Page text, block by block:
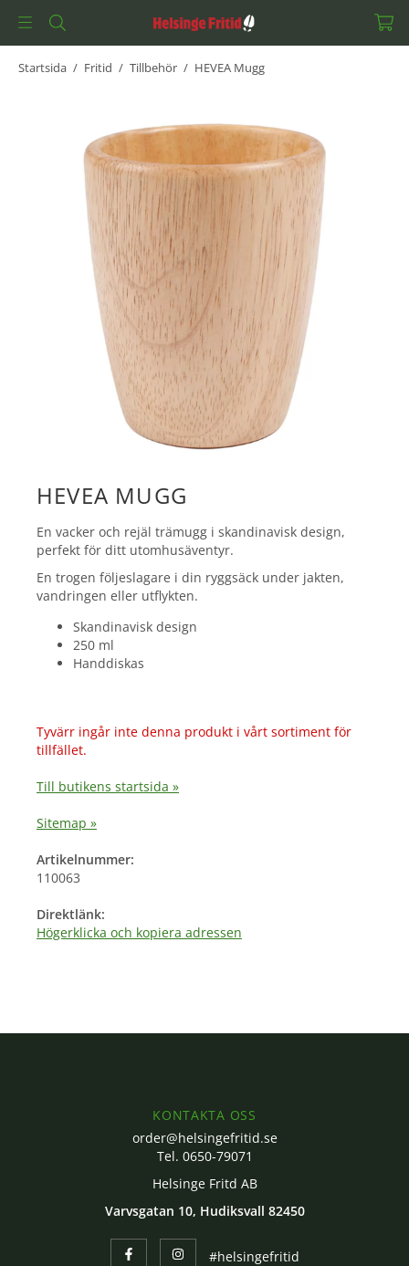
Startsida / Fritid / Tillbehör / HEVEA Mugg
HEVEA MUGG
En vacker och rejäl trämugg i skandinavisk design,
perfekt för ditt utomhusäventyr.
En trogen följeslagare i din ryggsäck under jakten,
vandringen eller utflykten.
Skandinavisk design
250 ml
Handdiskas
Tyvärr ingår inte denna produkt i vårt sortiment för
tillfället.
Till butikens startsida »
Sitemap »
Artikelnummer:
110063
Direktlänk:
Högerklicka och kopiera adressen
KONTAKTA OSS
order@helsingefritid.se
Tel. 0650-79071
Helsinge Fritd AB
Varvsgatan 10, Hudiksvall 82450
#helsingefritid